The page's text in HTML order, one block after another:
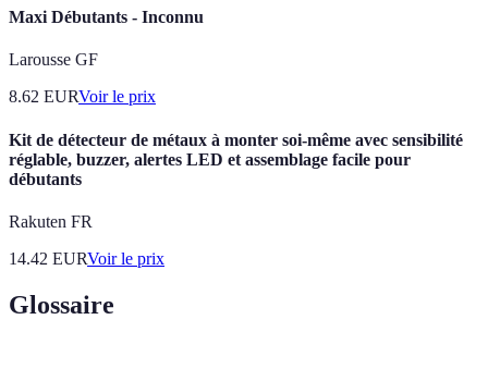
Maxi Débutants - Inconnu
Larousse GF
8.62 EURVoir le prix
Kit de détecteur de métaux à monter soi-même avec sensibilité
réglable, buzzer, alertes LED et assemblage facile pour
débutants
Rakuten FR
14.42 EURVoir le prix
Glossaire